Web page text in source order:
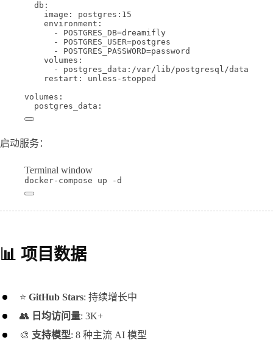
db :
image : postgres:15
environment :
- POSTGRES_DB=dreamifly
- POSTGRES_USER=postgres
- POSTGRES_PASSWORD=password
volumes :
- postgres_data:/var/lib/postgresql/data
restart : unless-stopped
volumes :
postgres_data :
启动服务：
Terminal window
docker-compose up -d
📊 项目数据
⭐ GitHub Stars: 持续增长中
👥 日均访问量: 3K+
🎨 支持模型: 8 种主流 AI 模型